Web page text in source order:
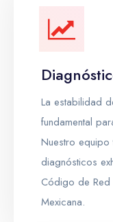
La estabilidad
fundamental
Nuestro equipo
diagnósticos
Código de
Mexicana.